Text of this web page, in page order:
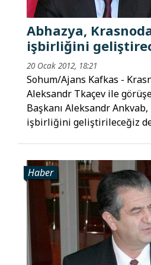
Abhazya,
işbirliğini
20 Ocak 2012, 18:21
Sohum/Ajans Kafkas -
Aleksandr Tkaçev ile
Başkanı Aleksandr
işbirliğini geliştirileceğiz
Haber